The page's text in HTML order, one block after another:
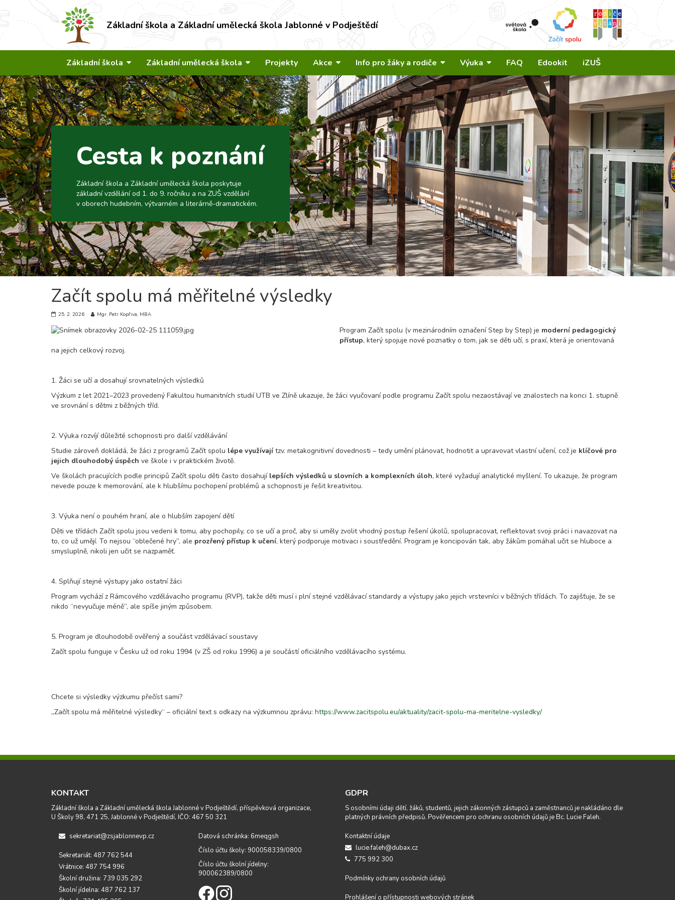
Základní škola a Základní umělecká škola Jablonné v Podještědí
Základní škola Základní umělecká škola Projekty Akce Info pro žáky a rodiče Výuka FAQ Edookit iZUŠ
Cesta k poznání
Základní škola a Základní umělecká škola poskytuje
základní vzdělání od 1. do 9. ročníku a na ZUŠ vzdělání
v oborech hudebním, výtvarném a literárně-dramatickém.
Začít spolu má měřitelné výsledky
25. 2. 2026 Mgr. Petr Kopřiva, MBA
Program Začít spolu (v mezinárodním označení Step by Step) je moderní pedagogický
přístup, který spojuje nové poznatky o tom, jak se děti učí, s praxí, která je orientovaná
na jejich celkový rozvoj.
1. Žáci se učí a dosahují srovnatelných výsledků
Výzkum z let 2021–2023 provedený Fakultou humanitních studií UTB ve Zlíně ukazuje, že žáci vyučovaní podle programu Začít spolu nezaostávají ve znalostech na konci 1. stupně
ve srovnání s dětmi z běžných tříd.
2. Výuka rozvíjí důležité schopnosti pro další vzdělávání
Studie zároveň dokládá, že žáci z programů Začít spolu lépe využívají tzv. metakognitivní dovednosti – tedy umění plánovat, hodnotit a upravovat vlastní učení, což je klíčové pro
jejich dlouhodobý úspěch ve škole i v praktickém životě.
Ve školách pracujících podle principů Začít spolu děti často dosahují lepších výsledků u slovních a komplexních úloh, které vyžadují analytické myšlení. To ukazuje, že program
nevede pouze k memorování, ale k hlubšímu pochopení problémů a schopnosti je řešit kreativitou.
3. Výuka není o pouhém hraní, ale o hlubším zapojení dětí
Děti ve třídách Začít spolu jsou vedeni k tomu, aby pochopily, co se učí a proč, aby si uměly zvolit vhodný postup řešení úkolů, spolupracovat, reflektovat svoji práci i navazovat na
to, co už umějí. To nejsou “oblečené hry”, ale prozřený přístup k učení, který podporuje motivaci i soustředění. Program je koncipován tak, aby žákům pomáhal učit se hluboce a
smysluplně, nikoli jen učit se nazpaměť.
4. Splňují stejné výstupy jako ostatní žáci
Program vychází z Rámcového vzdělávacího programu (RVP), takže děti musí i plní stejné vzdělávací standardy a výstupy jako jejich vrstevníci v běžných třídách. To zajišťuje, že se
nikdo “nevyučuje méně”, ale spíše jiným způsobem.
5. Program je dlouhodobě ověřený a součást vzdělávací soustavy
Začít spolu funguje v Česku už od roku 1994 (v ZŠ od roku 1996) a je součástí oficiálního vzdělávacího systému.
Chcete si výsledky výzkumu přečíst sami?
„Začít spolu má měřitelné výsledky“ – oficiální text s odkazy na výzkumnou zprávu: https://www.zacitspolu.eu/aktuality/zacit-spolu-ma-meritelne-vysledky/
KONTAKT
Základní škola a Základní umělecká škola Jablonné v Podještědí, příspěvková organizace,
U Školy 98, 471 25, Jablonné v Podještědí, IČO: 467 50 321
sekretariat@zsjablonnevp.cz
Sekretariát: 487 762 544
Vrátnice: 487 754 996
Školní družina: 739 035 292
Školní jídelna: 487 762 137
Datová schránka: 6meqgsh
Číslo účtu školy: 900058339/0800
Číslo účtu školní jídelny:
900062389/0800
GDPR
S osobními údaji dětí, žáků, studentů, jejich zákonných zástupců a zaměstnanců je nakládáno dle
platných právních předpisů. Pověřencem pro ochranu osobních údajů je Bc. Lucie Faleh.
Kontaktní údaje
lucie.faleh@dubax.cz
775 992 300
Podmínky ochrany osobních údajů
Prohlášení o přístupnosti webových stránek